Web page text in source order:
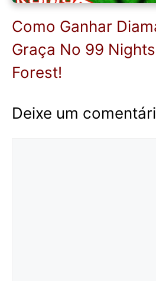
Como Ganhar
Graça No 99
Forest!
Deixe um